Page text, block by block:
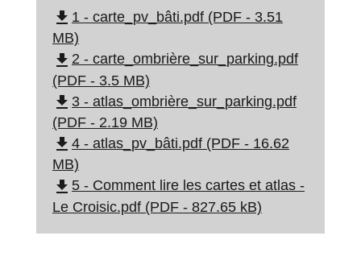
file_download 1 - carte_pv_bâti.pdf (PDF - 3.51
MB)
file_download 2 - carte_ombrière_sur_parking.pdf
(PDF - 3.5 MB)
file_download 3 - atlas_ombrière_sur_parking.pdf
(PDF - 2.19 MB)
file_download 4 - atlas_pv_bâti.pdf (PDF - 16.62
MB)
file_download 5 - Comment lire les cartes et atlas -
Le Croisic.pdf (PDF - 827.65 kB)